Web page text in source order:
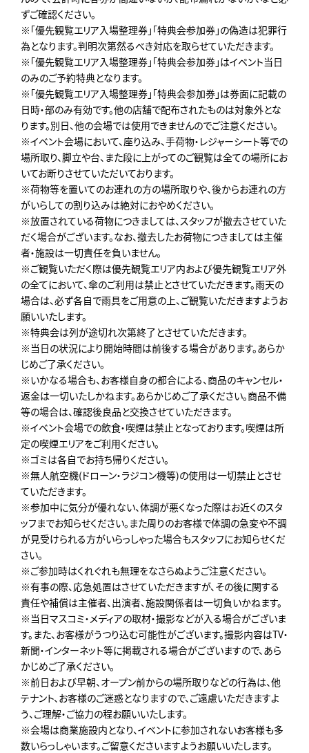
ずご確認ください。
※「優先観覧エリア入場整理券」「特典会参加券」の偽造は犯罪行
為となります。判明次第然るべき対応を取らせていただきます。
※「優先観覧エリア入場整理券」「特典会参加券」はイベント当日
のみのご予約特典となります。
※「優先観覧エリア入場整理券」「特典会参加券」は券面に記載の
日時・部のみ有効です。他の店舗で配布されたものは対象外とな
ります。別日、他の会場では使用できませんのでご注意ください。
※イベント会場において、座り込み、手荷物・レジャーシート等での
場所取り、脚立や台、また段に上がってのご観覧は全ての場所にお
いてお断りさせていただいております。
※荷物等を置いてのお連れの方の場所取りや、後からお連れの方
がいらしての割り込みは絶対におやめください。
※放置されている荷物につきましては、スタッフが撤去させていた
だく場合がございます。なお、撤去したお荷物につきましては主催
者・施設は一切責任を負いません。
※ご観覧いただく際は優先観覧エリア内および優先観覧エリア外
の全てにおいて、傘のご利用は禁止とさせていただきます。雨天の
場合は、必ず各自で雨具をご用意の上、ご観覧いただきますようお
願いいたします。
※特典会は列が途切れ次第終了とさせていただきます。
※当日の状況により開始時間は前後する場合があります。あらか
じめご了承ください。
※いかなる場合も、お客様自身の都合による、商品のキャンセル・
返金は一切いたしかねます。あらかじめご了承ください。商品不備
等の場合は、確認後良品と交換させていただきます。
※イベント会場での飲食・喫煙は禁止となっております。喫煙は所
定の喫煙エリアをご利用ください。
※ゴミは各自でお持ち帰りください。
※無人航空機(ドローン・ラジコン機等)の使用は一切禁止とさせ
ていただきます。
※参加中に気分が優れない、体調が悪くなった際はお近くのスタ
ッフまでお知らせください。また周りのお客様で体調の急変や不調
が見受けられる方がいらっしゃった場合もスタッフにお知らせくだ
さい。
※ご参加時はくれぐれも無理をなさらぬようご注意ください。
※有事の際、応急処置はさせていただきますが、その後に関する
責任や補償は主催者、出演者、施設関係者は一切負いかねます。
※当日マスコミ・メディアの取材・撮影などが入る場合がございま
す。また、お客様がうつり込む可能性がございます。撮影内容はTV・
新聞・インターネット等に掲載される場合がございますので、あら
かじめご了承ください。
※前日および早朝、オープン前からの場所取りなどの行為は、他
テナント、お客様のご迷惑となりますので、ご遠慮いただきますよ
う、ご理解・ご協力の程お願いいたします。
※会場は商業施設内となり、イベントに参加されないお客様も多
数いらっしゃいます。ご留意くださいますようお願いいたします。